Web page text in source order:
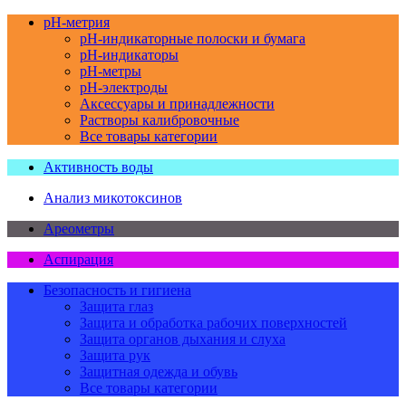
pH-метрия
pH-индикаторные полоски и бумага
pH-индикаторы
pH-метры
pH-электроды
Аксессуары и принадлежности
Растворы калибровочные
Все товары категории
Активность воды
Анализ микотоксинов
Ареометры
Аспирация
Безопасность и гигиена
Защита глаз
Защита и обработка рабочих поверхностей
Защита органов дыхания и слуха
Защита рук
Защитная одежда и обувь
Все товары категории